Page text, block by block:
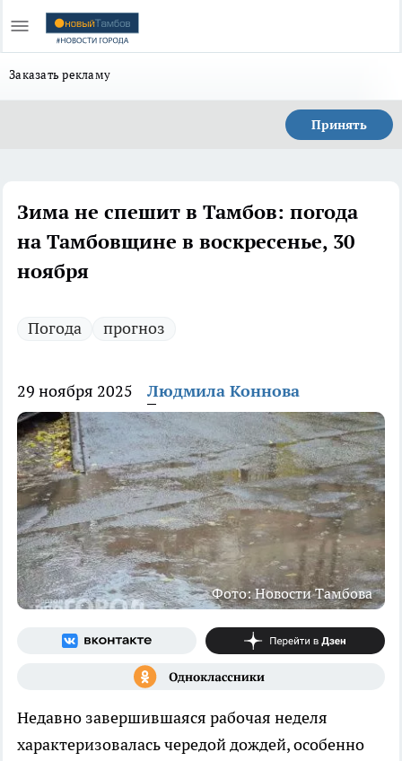
Заказать рекламу
Принять
Зима не спешит в Тамбов: погода
на Тамбовщине в воскресенье, 30
ноября
Погода прогноз
29 ноября 2025 Людмила Коннова
Фото: Новости Тамбова
Недавно завершившаяся рабочая неделя
характеризовалась чередой дождей, особенно